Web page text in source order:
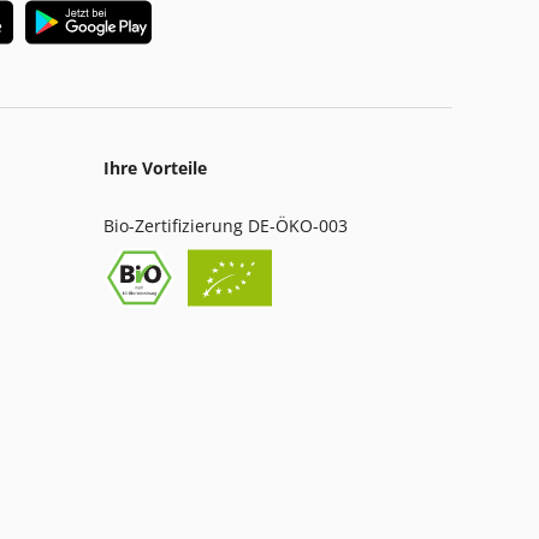
Ihre Vorteile
Bio-Zertifizierung DE-ÖKO-003